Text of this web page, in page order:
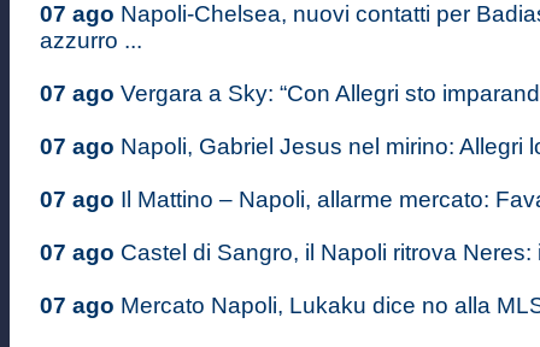
07 ago Napoli-Chelsea, nuovi contatti per
azzurro ...
07 ago Vergara a Sky: “Con Allegri sto
07 ago Napoli, Gabriel Jesus nel mirino: Allegri
07 ago Il Mattino – Napoli, allarme mercato:
07 ago Castel di Sangro, il Napoli ritrova Neres:
07 ago Mercato Napoli, Lukaku dice no alla